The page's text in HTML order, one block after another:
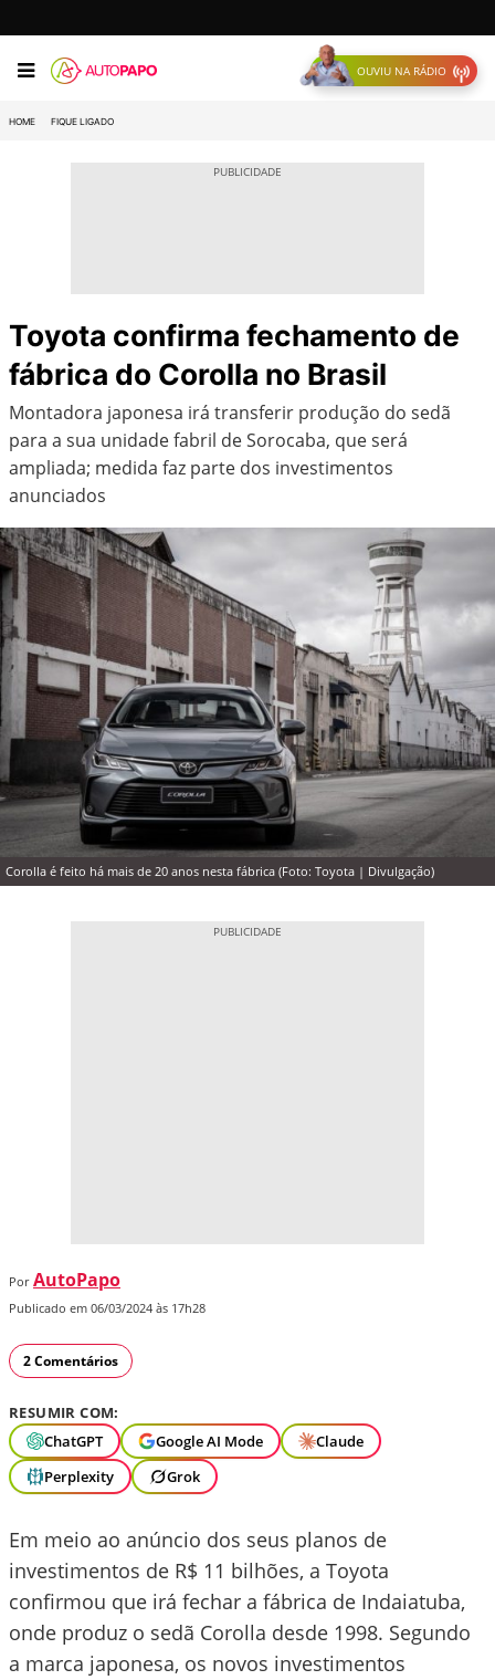
OUVIU NA RÁDIO
HOME FIQUE LIGADO
Toyota confirma fechamento de
fábrica do Corolla no Brasil
Montadora japonesa irá transferir produção do sedã
para a sua unidade fabril de Sorocaba, que será
ampliada; medida faz parte dos investimentos
anunciados
Corolla é feito há mais de 20 anos nesta fábrica (Foto: Toyota | Divulgação)
Por AutoPapo
Publicado em 06/03/2024 às 17h28
2 Comentários
RESUMIR COM:
ChatGPT
Google AI Mode
Claude
Perplexity
Grok
Em meio ao anúncio dos seus planos de
investimentos de R$ 11 bilhões, a Toyota
confirmou que irá fechar a fábrica de Indaiatuba,
onde produz o sedã Corolla desde 1998. Segundo
a marca japonesa, os novos investimentos